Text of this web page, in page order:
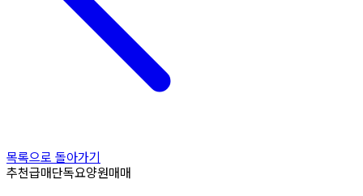
목록으로 돌아가기
추천급매단독요양원매매